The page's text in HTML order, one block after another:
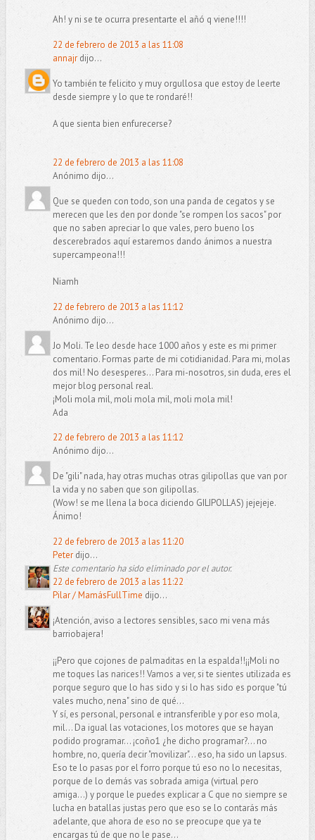
Ah! y ni se te ocurra presentarte el añó q viene!!!!
22 de febrero de 2013 a las 11:08
annajrdijo...
Yo también te felicito y muy orgullosa que estoy de leerte
desde siempre y lo que te rondaré!!
A que sienta bien enfurecerse?
22 de febrero de 2013 a las 11:08
Anónimo dijo...
Que se queden con todo, son una panda de cegatos y se
merecen que les den por donde "se rompen los sacos" por
que no saben apreciar lo que vales, pero bueno los
descerebrados aquí estaremos dando ánimos a nuestra
supercampeona!!!
Niamh
22 de febrero de 2013 a las 11:12
Anónimo dijo...
Jo Moli. Te leo desde hace 1000 años y este es mi primer
comentario. Formas parte de mi cotidianidad. Para mi, molas
dos mil! No desesperes... Para mi-nosotros, sin duda, eres el
mejor blog personal real.
¡Moli mola mil, moli mola mil, moli mola mil!
Ada
22 de febrero de 2013 a las 11:12
Anónimo dijo...
De "gili" nada, hay otras muchas otras gilipollas que van por
la vida y no saben que son gilipollas.
(Wow! se me llena la boca diciendo GILIPOLLAS) jejejeje.
Ánimo!
22 de febrero de 2013 a las 11:20
Peterdijo...
Este comentario ha sido eliminado por el autor.
22 de febrero de 2013 a las 11:22
Pilar / MamásFullTime dijo...
¡Atención, aviso a lectores sensibles, saco mi vena más
barriobajera!
¡¡Pero que cojones de palmaditas en la espalda!!¡¡Moli no
me toques las narices!! Vamos a ver, si te sientes utilizada es
porque seguro que lo has sido y si lo has sido es porque "tú
vales mucho, nena" sino de qué...
Y sí, es personal, personal e intransferible y por eso mola,
mil... Da igual las votaciones, los motores que se hayan
podido programar... ¡coño1 ¿he dicho programar?... no
hombre, no, quería decir "movilizar"... eso, ha sido un lapsus.
Eso te lo pasas por el forro porque tú eso no lo necesitas,
porque de lo demás vas sobrada amiga (virtual pero
amiga...) y porque le puedes explicar a C que no siempre se
lucha en batallas justas pero que eso se lo contarás más
adelante, que ahora de eso no se preocupe que ya te
encargas tú de que no le pase...